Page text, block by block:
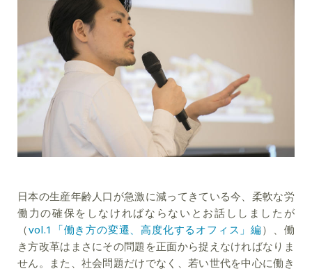
日本の生産年齢人口が急激に減ってきている今、柔軟な労
働力の確保をしなければならないとお話ししましたが
（vol.1「働き方の変遷、高度化するオフィス」編）、働
き方改革はまさにその問題を正面から捉えなければなりま
せん。また、社会問題だけでなく、若い世代を中心に働き